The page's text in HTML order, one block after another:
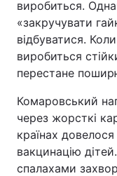
виробиться.
«закручувати
відбуватися.
виробиться
перестане
Комаровський
через жорсткі
країнах довелося
вакцинацію
спалахами